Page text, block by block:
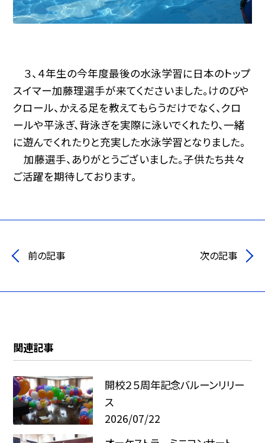
３、４年生の今年度最後の水泳学習に日本のトップ
スイマー加藤理選手が来てくださいました。けのびや
クロール、かえる足を教えてもらうだけでなく、クロ
ールや平泳ぎ、背泳ぎを実際に泳いでくれたり、一緒
に遊んでくれたりと充実した水泳学習となりました。
加藤選手、ありがとうございました。子供たち共々
ご活躍を期待しております。
前の記事 次の記事
関連記事
開校２５周年記念バルーンリリー
ス
2026/07/22